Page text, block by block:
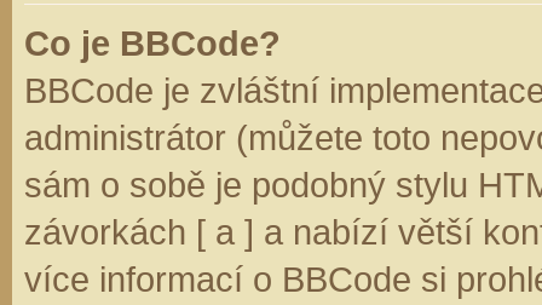
Co je BBCode?
BBCode je zvláštní
administrátor (můžete toto
sám o sobě je podobný stylu
závorkách [ a ] a nabízí větší
více informací o BBCode si